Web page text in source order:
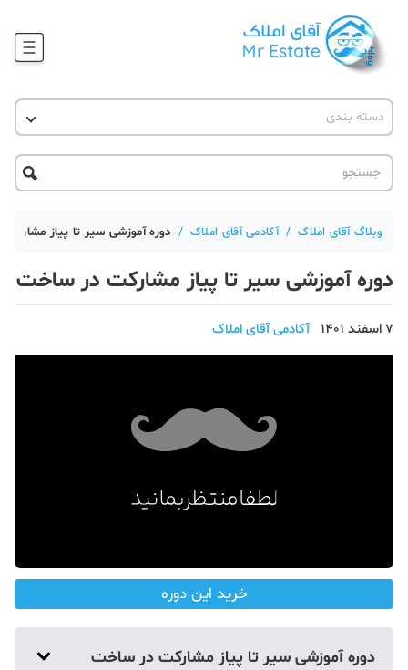
آموزش املاک
حقوقی
آکادمی
دسته بندی
آقای مشاور املاک
آکادمی آقای املاک
آموزش املاک
آموزش پلتفرم آقای املاک
اخبار مسکن
ملکی
وبلاگ آقای املاک / آکادمی آقای املاک / دوره آموزشی سیر تا پیاز
دوره آموزشی سیر تا پیاز مشارکت در ساخت
7 اسفند 1401 آکادمی آقای املاک
خرید این دوره
دوره آموزشی سیر تا پیاز مشارکت در ساخت